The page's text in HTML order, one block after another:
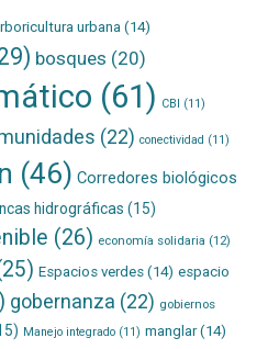
urbana(14)
bosques (20)
(61) CBI (11)
(22) conectividad (11)
(46) Corredores biológicos
hidrográficas (15)
(26) economía solidaria (12)
Espacios verdes(14) espacio
gobernanza (22) gobiernos
Manejo integrado(11) manglar(14)